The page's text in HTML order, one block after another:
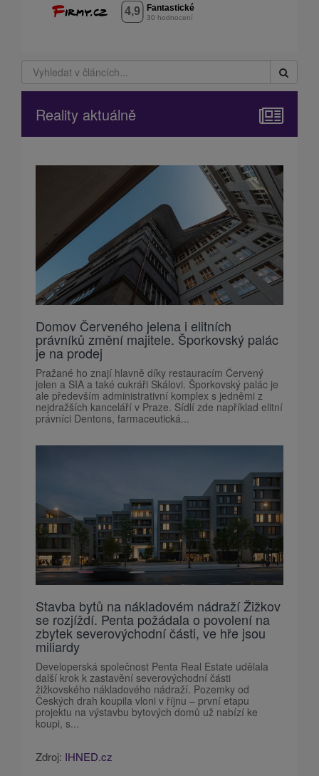
Reality aktuálně
Domov Červeného jelena i elitních
právníků změní majitele. Šporkovský palác
je na prodej
Pražané ho znají hlavně díky restauracím Červený
jelen a SIA a také cukráři Skálovi. Šporkovský palác je
ale především administrativní komplex s jedněmi z
nejdražších kanceláří v Praze. Sídlí zde například elitní
právníci Dentons, farmaceutická...
Stavba bytů na nákladovém nádraží Žižkov
se rozjíždí. Penta požádala o povolení na
zbytek severovýchodní části, ve hře jsou
miliardy
Developerská společnost Penta Real Estate udělala
další krok k zastavění severovýchodní části
žižkovského nákladového nádraží. Pozemky od
Českých drah koupila vloni v říjnu – první etapu
projektu na výstavbu bytových domů už nabízí ke
koupi, s...
Zdroj: IHNED.cz